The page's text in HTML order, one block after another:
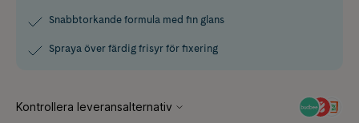
Snabbtorkande formula med fin glans
Spraya över färdig frisyr för fixering